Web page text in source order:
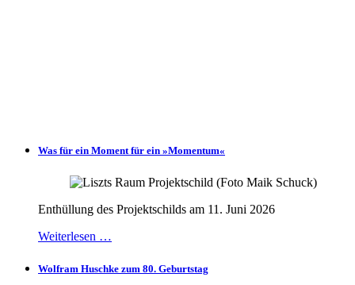
Was für ein Moment für ein »Momentum«
Enthüllung des Projektschilds am 11. Juni 2026
Weiterlesen …
Wolfram Huschke zum 80. Geburtstag